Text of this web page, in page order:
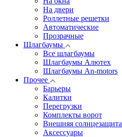
На двери
Роллетные решетки
Автоматические
Прозрачные
Шлагбаумы
Все шлагбаумы
Шлагбаумы Алютех
Шлагбаумы An-motors
Прочее
Барьеры
Калитки
Перегрузки
Комплекты ворот
Внешняя солнцезащита
Аксессуары